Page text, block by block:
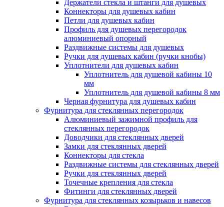
Держатели стекла и штанги для душевых
Коннекторы для душевых кабин
Петли для душевых кабин
Профиль для душевых перегородок
алюминиевый опорный
Раздвижные сиcтемы для душевых
Ручки для душевых кабин (ручки кнобы)
Уплотнители для душевых кабин
Уплотнитель для душевой кабины 10
мм
Уплотнитель для душевой кабины 8 мм
Черная фурнитура для душевых кабин
Фурнитура для стеклянных перегородок
Алюминиевый зажимной профиль для
стеклянных перегородок
Доводчики для стеклянных дверей
Замки для стеклянных дверей
Коннекторы для стекла
Раздвижные системы для стеклянных дверей
Ручки для стеклянных дверей
Точечные крепления для стекла
Фитинги для стеклянных дверей
Фурнитура для стеклянных козырьков и навесов